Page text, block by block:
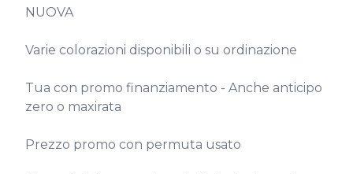
NUOVA
Varie colorazioni disponibili o su ordinazione
Tua con promo finanziamento - Anche anticipo
zero o maxirata
Prezzo promo con permuta usato